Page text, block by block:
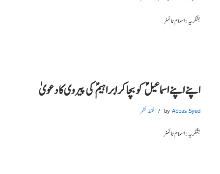
بشکریہ : اسلام ٹائمز
اپنے اپنے اسماعیل ؑ کو بچا کر ابراہیم ؑ کی پیروی کا دعویٰ
by Abbas Syed نقطہ نظر
بشکریہ : اسلام ٹائمز